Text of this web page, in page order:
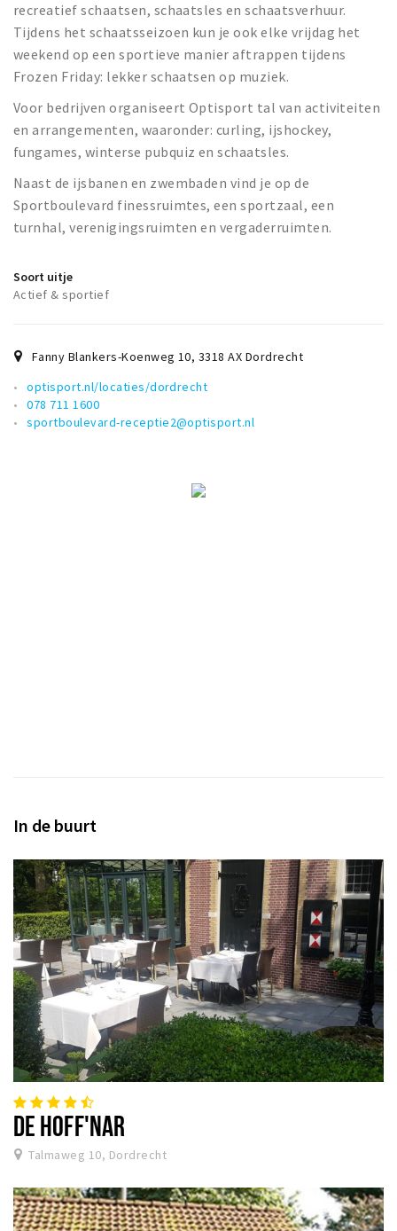
recreatief schaatsen, schaatsles en schaatsverhuur.
Tijdens het schaatsseizoen kun je ook elke vrijdag het
weekend op een sportieve manier aftrappen tijdens
Frozen Friday: lekker schaatsen op muziek.
Voor bedrijven organiseert Optisport tal van activiteiten
en arrangementen, waaronder: curling, ijshockey,
fungames, winterse pubquiz en schaatsles.
Naast de ijsbanen en zwembaden vind je op de
Sportboulevard finessruimtes, een sportzaal, een
turnhal, verenigingsruimten en vergaderruimten.
Soort uitje
Actief & sportief
Fanny Blankers-Koenweg 10, 3318 AX Dordrecht
optisport.nl/locaties/dordrecht
078 711 1600
sportboulevard-receptie2@optisport.nl
In de buurt
DE HOFF'NAR
Talmaweg 10, Dordrecht